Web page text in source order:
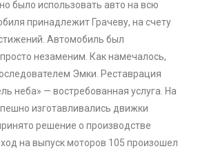
было использовать авто на всю
принадлежит Грачеву, на счету
Автомобиль был
незаменим. Как намечалось,
Эмки. Реставрация
неба» — востребованная услуга. На
изготавливались движки
решение о производстве
на выпуск моторов 105 произошел